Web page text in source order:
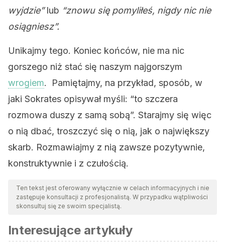
wyjdzie”lub “znowu się pomyliłeś, nigdy nic nie
osiągniesz”.
Unikajmy tego. Koniec końców, nie ma nic
gorszego niż stać się naszym najgorszym
wrogiem. Pamiętajmy, na przykład, sposób, w
jaki Sokrates opisywał myśli: “to szczera
rozmowa duszy z samą sobą”. Starajmy się więc
o nią dbać, troszczyć się o nią, jak o największy
skarb. Rozmawiajmy z nią zawsze pozytywnie,
konstruktywnie i z czułością.
Ten tekst jest oferowany wyłącznie w celach informacyjnych i nie
zastępuje konsultacji z profesjonalistą. W przypadku wątpliwości
skonsultuj się ze swoim specjalistą.
Interesujące artykuły